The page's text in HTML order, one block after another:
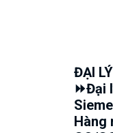
ĐẠI
⏩Đại
Hàng